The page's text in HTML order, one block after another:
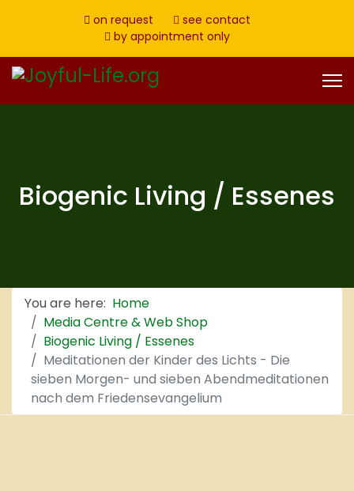
on request
see contact
by appointment only
Biogenic Living / Essenes
You are here: Home
Media Centre & Web Shop
Biogenic Living / Essenes
Meditationen der Kinder des Lichts - Die
sieben Morgen- und sieben Abendmeditationen
nach dem Friedensevangelium